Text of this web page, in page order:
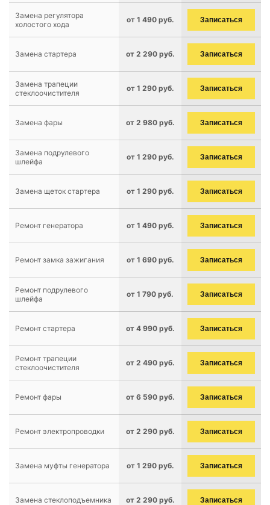
Замена регулятора
холостого хода
от 1 490 руб. Записаться
Замена стартера от 2 290 руб. Записаться
Замена трапеции
стеклоочистителя
от 1 290 руб. Записаться
Замена фары от 2 980 руб. Записаться
Замена подрулевого
шлейфа
от 1 290 руб. Записаться
Замена щеток стартера от 1 290 руб. Записаться
Ремонт генератора от 1 490 руб. Записаться
Ремонт замка зажигания от 1 690 руб. Записаться
Ремонт подрулевого
шлейфа
от 1 790 руб. Записаться
Ремонт стартера от 4 990 руб. Записаться
Ремонт трапеции
стеклоочистителя
от 2 490 руб. Записаться
Ремонт фары от 6 590 руб. Записаться
Ремонт электропроводки от 2 290 руб. Записаться
Замена муфты генератора от 1 290 руб. Записаться
Замена стеклоподъемника от 2 290 руб. Записаться